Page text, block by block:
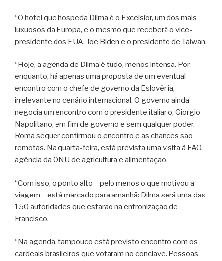
“O hotel que hospeda Dilma é o Excelsior, um dos mais
luxuosos da Europa, e o mesmo que receberá o vice-
presidente dos EUA, Joe Biden e o presidente de Taiwan.
“Hoje, a agenda de Dilma é tudo, menos intensa. Por
enquanto, há apenas uma proposta de um eventual
encontro com o chefe de governo da Eslovênia,
irrelevante no cenário internacional. O governo ainda
negocia um encontro com o presidente italiano, Giorgio
Napolitano, em fim de governo e sem qualquer poder.
Roma sequer confirmou o encontro e as chances são
remotas. Na quarta-feira, está prevista uma visita à FAO,
agência da ONU de agricultura e alimentação.
“Com isso, o ponto alto – pelo menos o que motivou a
viagem – está marcado para amanhã: Dilma será uma das
150 autoridades que estarão na entronização de
Francisco.
“Na agenda, tampouco está previsto encontro com os
cardeais brasileiros que votaram no conclave. Pessoas